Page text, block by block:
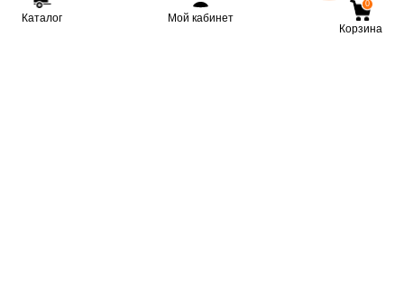
Каталог Мой кабинет
0
Корзина